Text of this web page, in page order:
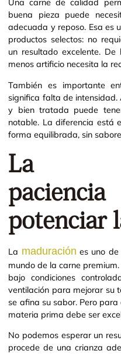
Una carne de calidad
buena pieza puede
adecuada y reposo. Esa es
productos selectos: no
un resultado excelente. De
menos artificio necesita la
También es importante
significa falta de intensidad.
y bien tratada puede
notable. La diferencia está
forma equilibrada, sin
La
potenciar
La maduración es uno
mundo de la carne
bajo condiciones
ventilación para mejorar su
se afina su sabor. Pero
materia prima debe ser
No podemos esperar un
procede de una crianza